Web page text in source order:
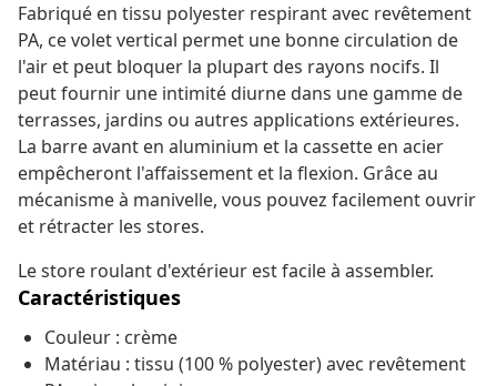
Fabriqué en tissu polyester respirant avec revêtement
PA, ce volet vertical permet une bonne circulation de
l'air et peut bloquer la plupart des rayons nocifs. Il
peut fournir une intimité diurne dans une gamme de
terrasses, jardins ou autres applications extérieures.
La barre avant en aluminium et la cassette en acier
empêcheront l'affaissement et la flexion. Grâce au
mécanisme à manivelle, vous pouvez facilement ouvrir
et rétracter les stores.
Le store roulant d'extérieur est facile à assembler.
Caractéristiques
Couleur : crème
Matériau : tissu (100 % polyester) avec revêtement